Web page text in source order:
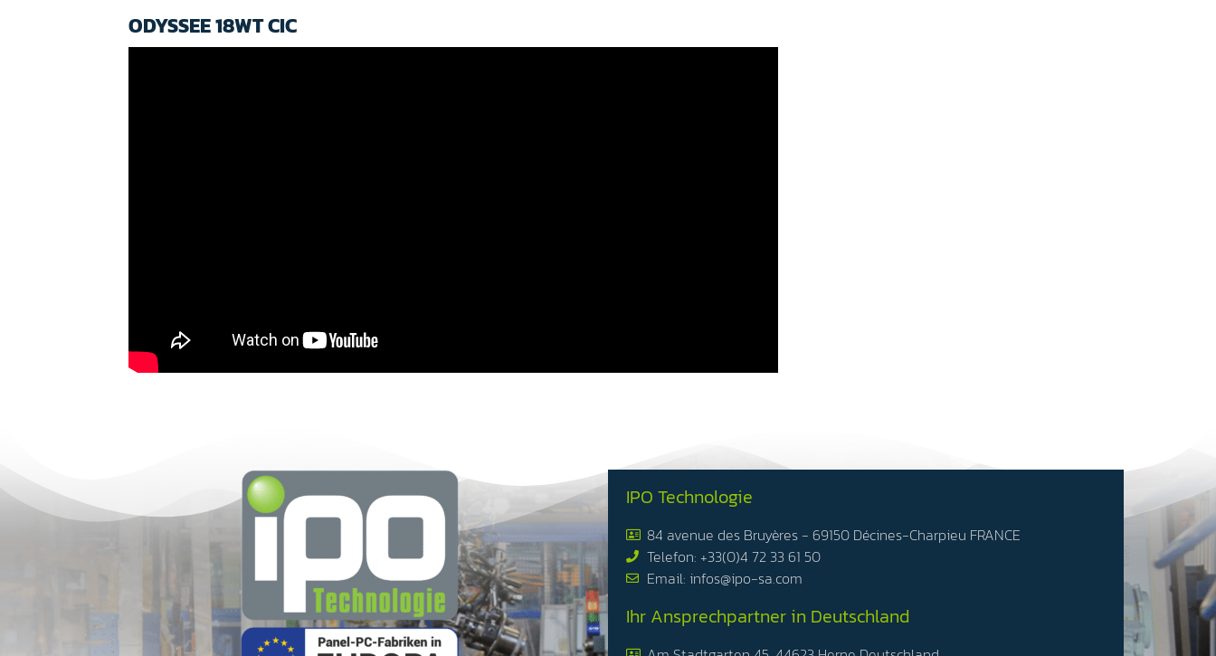
ODYSSEE 18WT CIC
IPO Technologie
84 avenue des Bruyères - 69150 Décines-Charpieu FRANCE
Telefon: +33(0)4 72 33 61 50
Email: infos@ipo-sa.com
Ihr Ansprechpartner in Deutschland